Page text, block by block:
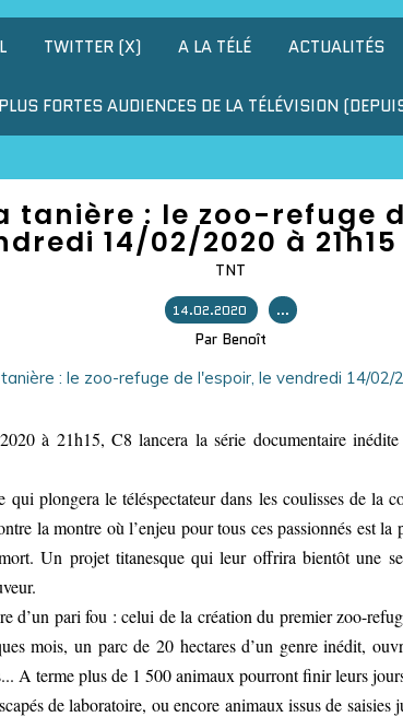
TWITTER (X) A LA TÉLÉ ACTUALITÉS
FORTES AUDIENCES DE LA TÉLÉVISION
tanière : le zoo-refuge
14/02/2020 à
TNT
14.02.2020 …
Par Benoît
à 21h15, C8 lancera la série documentaire
qui plongera le téléspectateur dans les coulisses de la
la montre où l’enjeu pour tous ces passionnés est la
Un projet titanesque qui leur offrira bientôt une
d’un pari fou : celui de la création du premier zoo-
mois, un parc de 20 hectares d’un genre inédit,
A terme plus de 1 500 animaux pourront finir leurs
de laboratoire, ou encore animaux issus de saisies